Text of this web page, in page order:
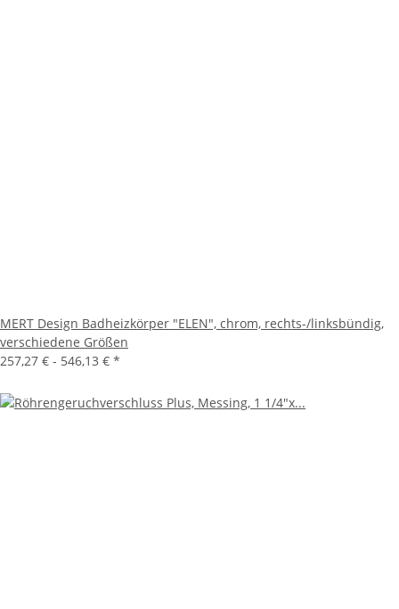
MERT Design Badheizkörper "ELEN", chrom, rechts-/linksbündig,
verschiedene Größen
257,27 € - 546,13 € *